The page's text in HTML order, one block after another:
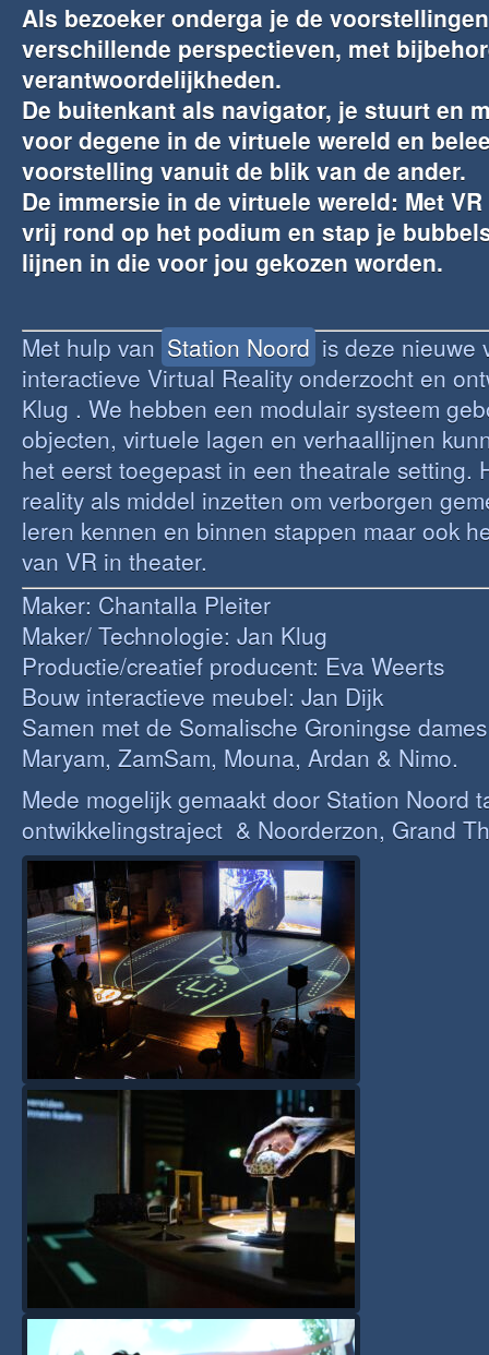
Als bezoeker onderga je de
verschillende perspectieven, met
verantwoordelijkheden.
De buitenkant als navigator, je stuurt en
voor degene in de virtuele wereld en
voorstelling vanuit de blik van de ander.
De immersie in de virtuele wereld: Met
vrij rond op het podium en stap je
lijnen in die voor jou gekozen worden.
Met hulp van Station Noord is deze nieuwe
interactieve Virtual Reality onderzocht en
Klug . We hebben een modulair systeem
objecten, virtuele lagen en verhaallijnen
het eerst toegepast in een theatrale setting.
reality als middel inzetten om verborgen
leren kennen en binnen stappen maar ook
van VR in theater.
Maker: Chantalla Pleiter
Maker/ Technologie: Jan Klug
Productie/creatief producent: Eva Weerts
Bouw interactieve meubel: Jan Dijk
Samen met de Somalische Groningse
Maryam, ZamSam, Mouna, Ardan & Nimo.
Mede mogelijk gemaakt door Station Noord
ontwikkelingstraject & Noorderzon, Grand